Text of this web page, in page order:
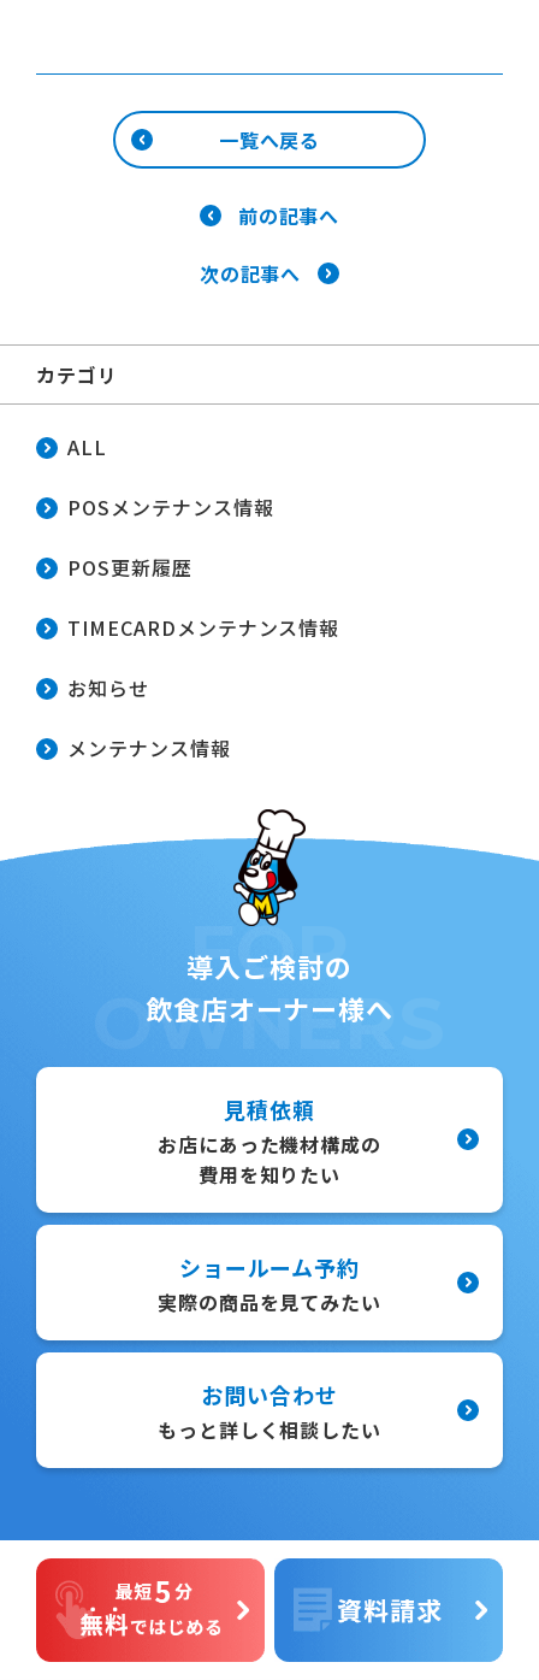
一覧へ戻る
前の記事へ
次の記事へ
カテゴリ
ALL
POSメンテナンス情報
POS更新履歴
TIMECARDメンテナンス情報
お知らせ
メンテナンス情報
導入ご検討の
飲食店オーナー様へ
FOR
OWNERS
見積依頼
お店にあった機材構成の
費用を知りたい
ショールーム予約
実際の商品を見てみたい
お問い合わせ
もっと詳しく相談したい